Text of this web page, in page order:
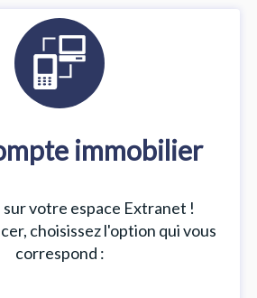
immobilier
votre espace Extranet !
choisissez l'option qui vous
correspond :